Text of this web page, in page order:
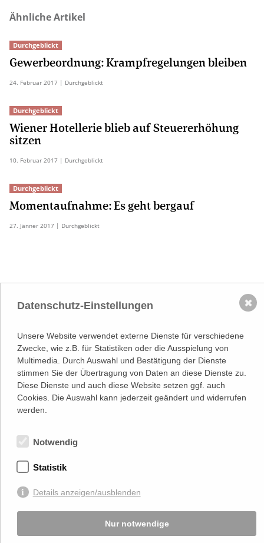
Ähnliche Artikel
Durchgeblickt
Gewerbeordnung: Krampfregelungen bleiben
24. Februar 2017 | Durchgeblickt
Durchgeblickt
Wiener Hotellerie blieb auf Steuererhöhung
sitzen
10. Februar 2017 | Durchgeblickt
Durchgeblickt
Momentaufnahme: Es geht bergauf
27. Jänner 2017 | Durchgeblickt
NACH OBEN
Österreichischer
Wirtschaftsverlag GmbH
Lassallestraße 7a, Unit 5, Top 101-
1020 Wien
(–>Google Maps)
Kontakt
T (+43 1) 546 64-0
Eoffice@wirtschaftsverlag.at
genutzt und nicht an Dritte weitergegeben. Die T.A.I. übernimmt keine Verantwortung
über Inhalte die durch Verlinkung auf externen Seiten zur Verfügung gestellt werden.
Datenschutz-Einstellungen
Unsere Website verwendet externe Dienste für verschiedene
Zwecke, wie z.B. für Statistiken oder die Ausspielung von
Multimedia. Durch Auswahl und Bestätigung der Dienste
stimmen Sie der Übertragung von Daten an diese Dienste zu.
Diese Dienste und auch diese Website setzen ggf. auch
Cookies. Die Auswahl kann jederzeit geändert und widerrufen
werden.
Notwendig
Statistik
Details anzeigen/ausblenden
Nur notwendige
✖